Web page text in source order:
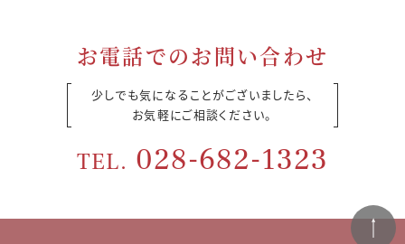
お電話でのお問い合わせ
少しでも気になることがございましたら、
お気軽にご相談ください。
TEL. 028-682-1323